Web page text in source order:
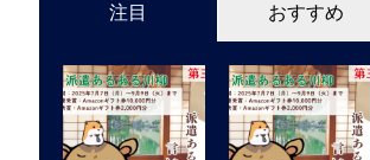
注目 おすすめ